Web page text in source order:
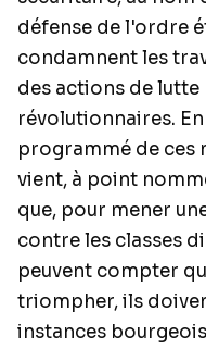
défense de l'ordre
condamnent les
des actions de lutte
révolutionnaires.
programmé de ces
vient, à point
que, pour mener
contre les classes
peuvent compter
triompher, ils
instances